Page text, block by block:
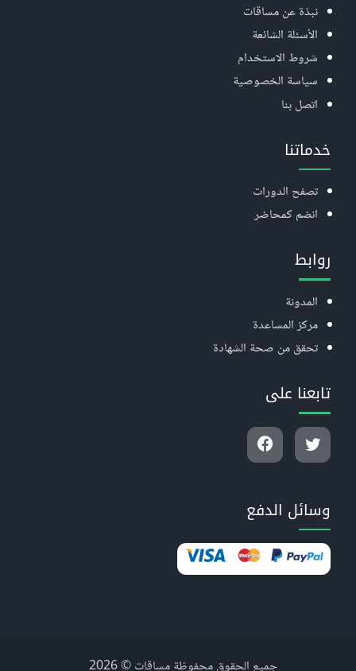
نبذة عن مساقات
الأسئلة الشائعة
شروط الاستخدام
سياسة الخصوصية
اتصل بنا
خدماتنا
تصفح الدورات
انضم كمحاضر
روابط
المدونة
مركز المساعدة
تحقق من صحة الشهادة
تابعنا على
وسائل الدفع
جميع الحقوق محفوظة مساقات © 2026